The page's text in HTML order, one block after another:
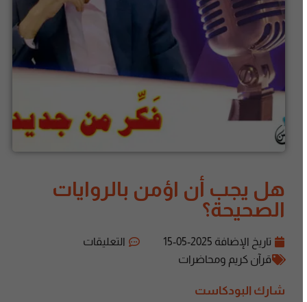
هل يجب أن اؤمن بالروايات
الصحيحة؟
تاريخ الإضافة2025-05-15
التعليقات
قرآن كريم ومحاضرات
شارك البودكاست